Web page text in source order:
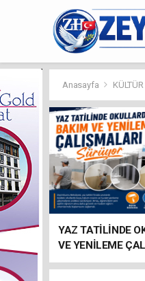
Anasayfa KÜLTÜR
YAZ TATİLİNDE
VE YENİLEME
SÜRÜYOR